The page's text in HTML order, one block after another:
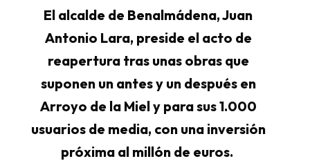
El alcalde de Benalmádena, Juan
Antonio Lara, preside el acto de
reapertura tras unas obras que
suponen un antes y un después en
Arroyo de la Miel y para sus 1.000
usuarios de media, con una inversión
próxima al millón de euros.